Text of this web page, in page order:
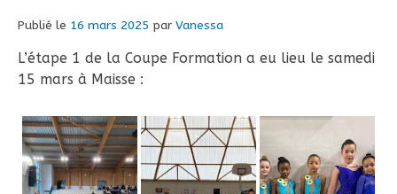
Publié le 16 mars 2025 par Vanessa
L’étape 1 de la Coupe Formation a eu lieu le samedi
15 mars à Maisse :